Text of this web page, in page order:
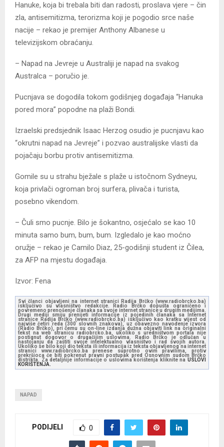
Hanuke, koja bi trebala biti dan radosti, proslava vjere – čin
zla, antisemitizma, terorizma koji je pogodio srce naše
nacije – rekao je premijer Anthony Albanese u
televizijskom obraćanju.
– Napad na Jevreje u Australiji je napad na svakog
Australca – poručio je.
Pucnjava se dogodila tokom godišnjeg događaja “Hanuka
pored mora” popodne na plaži Bondi.
Izraelski predsjednik Isaac Herzog osudio je pucnjavu kao
“okrutni napad na Jevreje” i pozvao australijske vlasti da
pojačaju borbu protiv antisemitizma.
Gomile su u strahu bježale s plaže u istočnom Sydneyu,
koja privlači ogroman broj surfera, plivača i turista,
posebno vikendom.
– Čuli smo pucnje. Bilo je šokantno, osjećalo se kao 10
minuta samo bum, bum, bum. Izgledalo je kao moćno
oružje – rekao je Camilo Diaz, 25-godišnji student iz Čilea,
za AFP na mjestu događaja.
Izvor: Fena
Svi članci objavljeni na internet stranici Radija Brčko (www.radiobrcko.ba)
isključivo su vlasništvo redakcije. Radio Brčko dopušta ograničeno i
povremeno prenošenje članaka sa svoje internet stranice u drugim medijima.
Drugi mediji smiju prenijeti informacije iz pojedinih članaka sa Internet
stranice Radija Brčko (www.radiobrcko.ba) isključivo kao kratku vijest od
najviše četiri reda (300 slovnih znakova), uz obavezno navođenje izvora
(Radio Brčko), pri čemu su on-line izdanja dužna objaviti link na originalni
tekst na web stranicu radiobrcko.ba, ukoliko s uredništvom portala nije
postignut dogovor o drugačijim uslovima. Radio Brčko je odlučan u
nastojanju da zaštiti svoje intelektualno vlasništvo i rad svojih autora.
Ukoliko se bilo koji dio teksta ili informacija iz teksta objavljenog na internet
stranici www.radiobrcko.ba prenese suprotno ovim pravilima, protiv
prekršioca će biti pokrenut pravni postupak pred Osnovnim sudom Brčko
distrikta. Za detaljnije informacije o uslovima korištenja kliknite na USLOVI
KORIŠTENJA.
NAPAD
PODIJELI 0